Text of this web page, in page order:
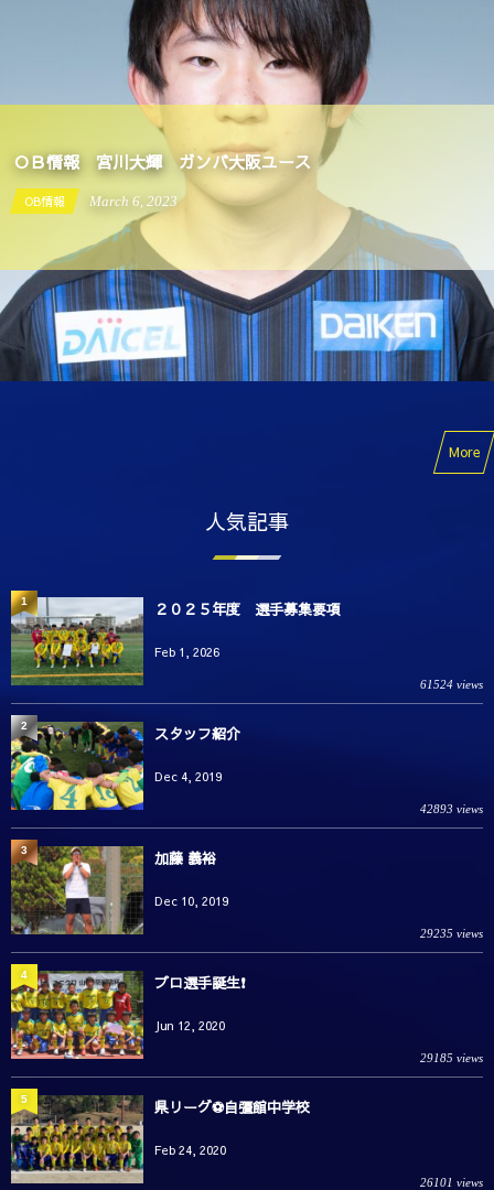
ＯＢ情報 宮川大輝 ガンバ大阪ユース
OB情報 March 6 2023
More
人気記事
２０２５年度 選手募集要項
Feb 1, 2026
61524 views
1
スタッフ紹介
Dec 4, 2019
42893 views
2
加藤 義裕
Dec 10, 2019
29235 views
3
プロ選手誕生❗️
Jun 12, 2020
29185 views
4
県リーグ⚽️自彊館中学校
Feb 24, 2020
26101 views
5